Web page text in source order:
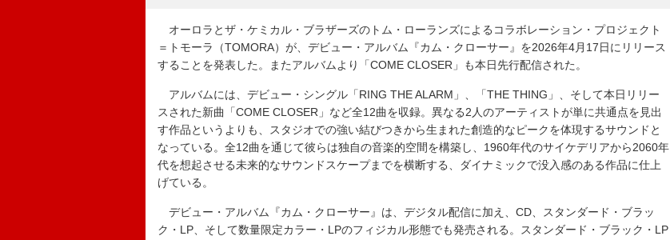
オーロラとザ・ケミカル・ブラザーズのトム・ローランズによるコラボレーション・プロジェクト
＝トモーラ（TOMORA）が、デビュー・アルバム『カム・クローサー』を2026年4月17日にリリース
することを発表した。またアルバムより「COME CLOSER」も本日先行配信された。
アルバムには、デビュー・シングル「RING THE ALARM」、「THE THING」、そして本日リリー
スされた新曲「COME CLOSER」など全12曲を収録。異なる2人のアーティストが単に共通点を見出
す作品というよりも、スタジオでの強い結びつきから生まれた創造的なピークを体現するサウンドと
なっている。全12曲を通じて彼らは独自の音楽的空間を構築し、1960年代のサイケデリアから2060年
代を想起させる未来的なサウンドスケープまでを横断する、ダイナミックで没入感のある作品に仕上
げている。
デビュー・アルバム『カム・クローサー』は、デジタル配信に加え、CD、スタンダード・ブラッ
ク・LP、そして数量限定カラー・LPのフィジカル形態でも発売される。スタンダード・ブラック・LP